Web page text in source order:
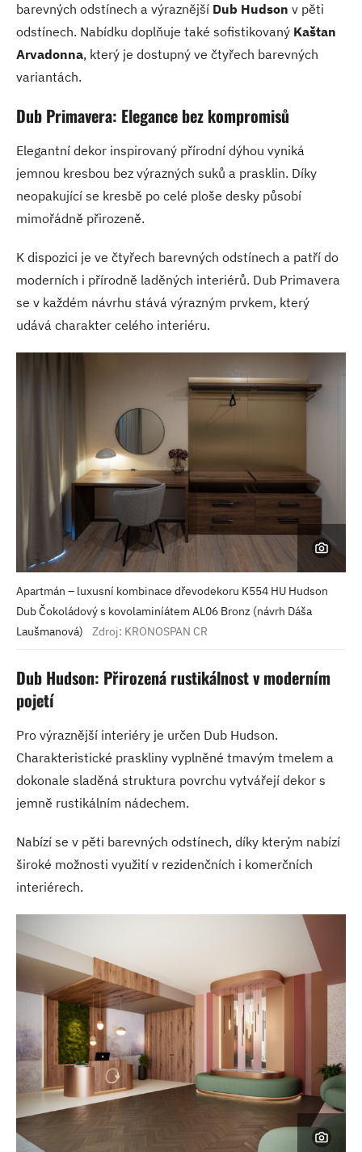
barevných odstínech a výraznější Dub Hudson v pěti
odstínech. Nabídku doplňuje také sofistikovaný Kaštan
Arvadonna, který je dostupný ve čtyřech barevných
variantách.
Dub Primavera: Elegance bez kompromisů
Elegantní dekor inspirovaný přírodní dýhou vyniká
jemnou kresbou bez výrazných suků a prasklin. Díky
neopakující se kresbě po celé ploše desky působí
mimořádně přirozeně.
K dispozici je ve čtyřech barevných odstínech a patří do
moderních i přírodně laděných interiérů. Dub Primavera
se v každém návrhu stává výrazným prvkem, který
udává charakter celého interiéru.
Apartmán – luxusní kombinace dřevodekoru K554 HU Hudson
Dub Čokoládový s kovolaminíátem AL06 Bronz (návrh Dáša
Laušmanová)
Zdroj: KRONOSPAN CR
Dub Hudson: Přirozená rustikálnost v moderním
pojetí
Pro výraznější interiéry je určen Dub Hudson.
Charakteristické praskliny vyplněné tmavým tmelem a
dokonale sladěná struktura povrchu vytvářejí dekor s
jemně rustikálním nádechem.
Nabízí se v pěti barevných odstínech, díky kterým nabízí
široké možnosti využití v rezidenčních i komerčních
interiérech.